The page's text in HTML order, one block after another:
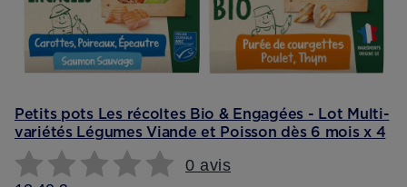
Petits pots Les récoltes Bio & Engagées - Lot Multi-
variétés Légumes Viande et Poisson dès 6 mois x 4
0 avis